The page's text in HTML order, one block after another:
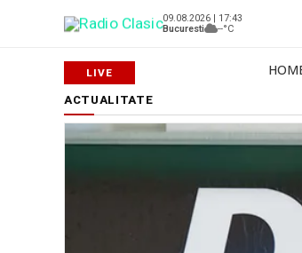
09.08.2026 | 17:43
Bucuresti
--°C
ACTUALITATE